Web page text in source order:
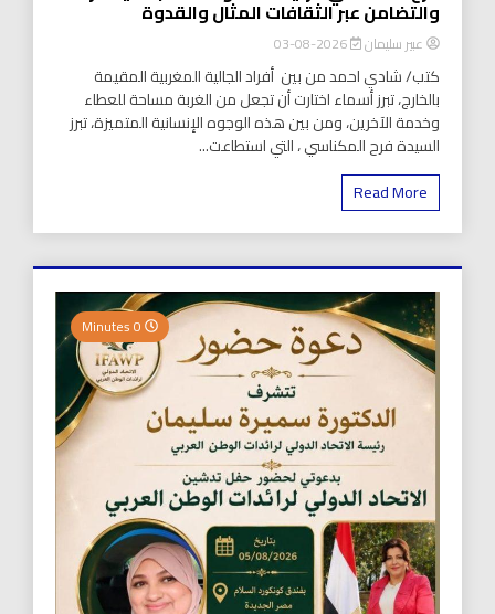
والتضامن عبر الثقافات المثال والقدوة
عبير سليمان 2026-08-03
كتب/ شادي احمد من بين أفراد الجالية المغربية المقيمة
بالخارج، تبرز أسماء اختارت أن تجعل من الغربة مساحة للعطاء
وخدمة الآخرين، ومن بين هذه الوجوه الإنسانية المتميزة، تبرز
السيدة فرح المكناسي ، التي استطاعت...
Read More